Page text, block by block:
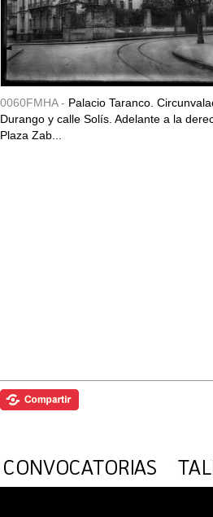
0060FMHA - Palacio Taranco.
Durango y calle Solís. Adelante a la
Plaza Zab...